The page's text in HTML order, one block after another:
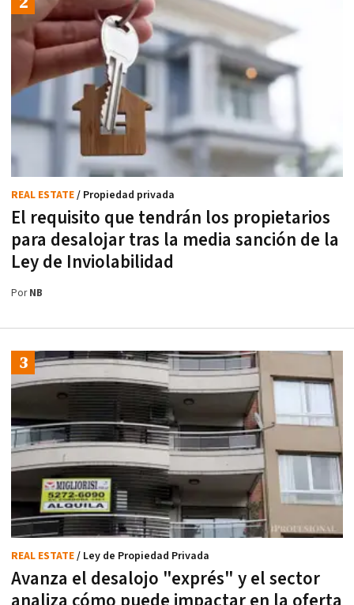
El requisito que tendrán los propietarios
para desalojar tras la media sanción de la
Ley de Inviolabilidad
REAL ESTATE/ Propiedad privada
PorNB
Avanza el desalojo "exprés" y el sector
REAL ESTATE/ Ley de Propiedad Privada